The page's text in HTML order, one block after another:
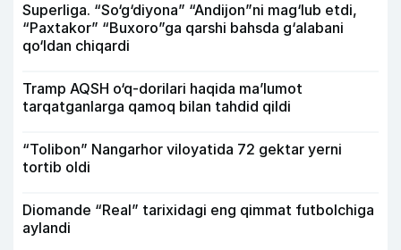
Superliga. “So‘g‘diyona” “Andijon”ni mag‘lub etdi,
“Paxtakor” “Buxoro”ga qarshi bahsda g‘alabani
qo‘ldan chiqardi
Tramp AQSH o‘q-dorilari haqida ma’lumot
tarqatganlarga qamoq bilan tahdid qildi
“Tolibon” Nangarhor viloyatida 72 gektar yerni
tortib oldi
Diomande “Real” tarixidagi eng qimmat futbolchiga
aylandi